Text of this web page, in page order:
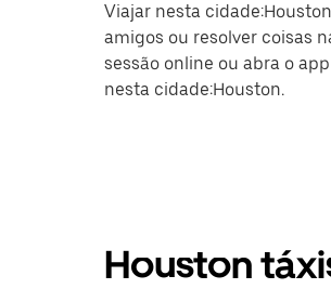
Viajar nesta
amigos ou resolver coisas
sessão online ou abra o
nesta cidade:Houston.
Houston